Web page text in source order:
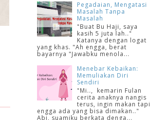
Pegadaian, Mengatasi
Masalah Tanpa
Masalah
"Buat Bu Haji, saya
kasih 5 juta lah.."
Katanya dengan logat
yang khas. "Ah engga, berat
bayarnya "Jawabku menola...
Menebar Kebaikan:
Memuliakan Diri
Sendiri
"Mi.., kemarin Fulan
cerita anaknya nangis
terus, ingin makan tapi
engga ada yang bisa dimakan.."
Abi, suamiku berkata denga...